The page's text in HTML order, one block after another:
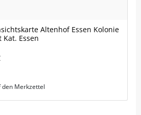
Altenhof Essen Kolonie
Kat. Essen
den Merkzettel